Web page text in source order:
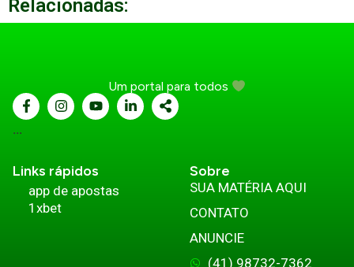
Relacionadas:
Um portal para todos
...
Links rápidos
app de apostas
1xbet
Sobre
SUA MATÉRIA AQUI
CONTATO
ANUNCIE
(41) 98732-7362